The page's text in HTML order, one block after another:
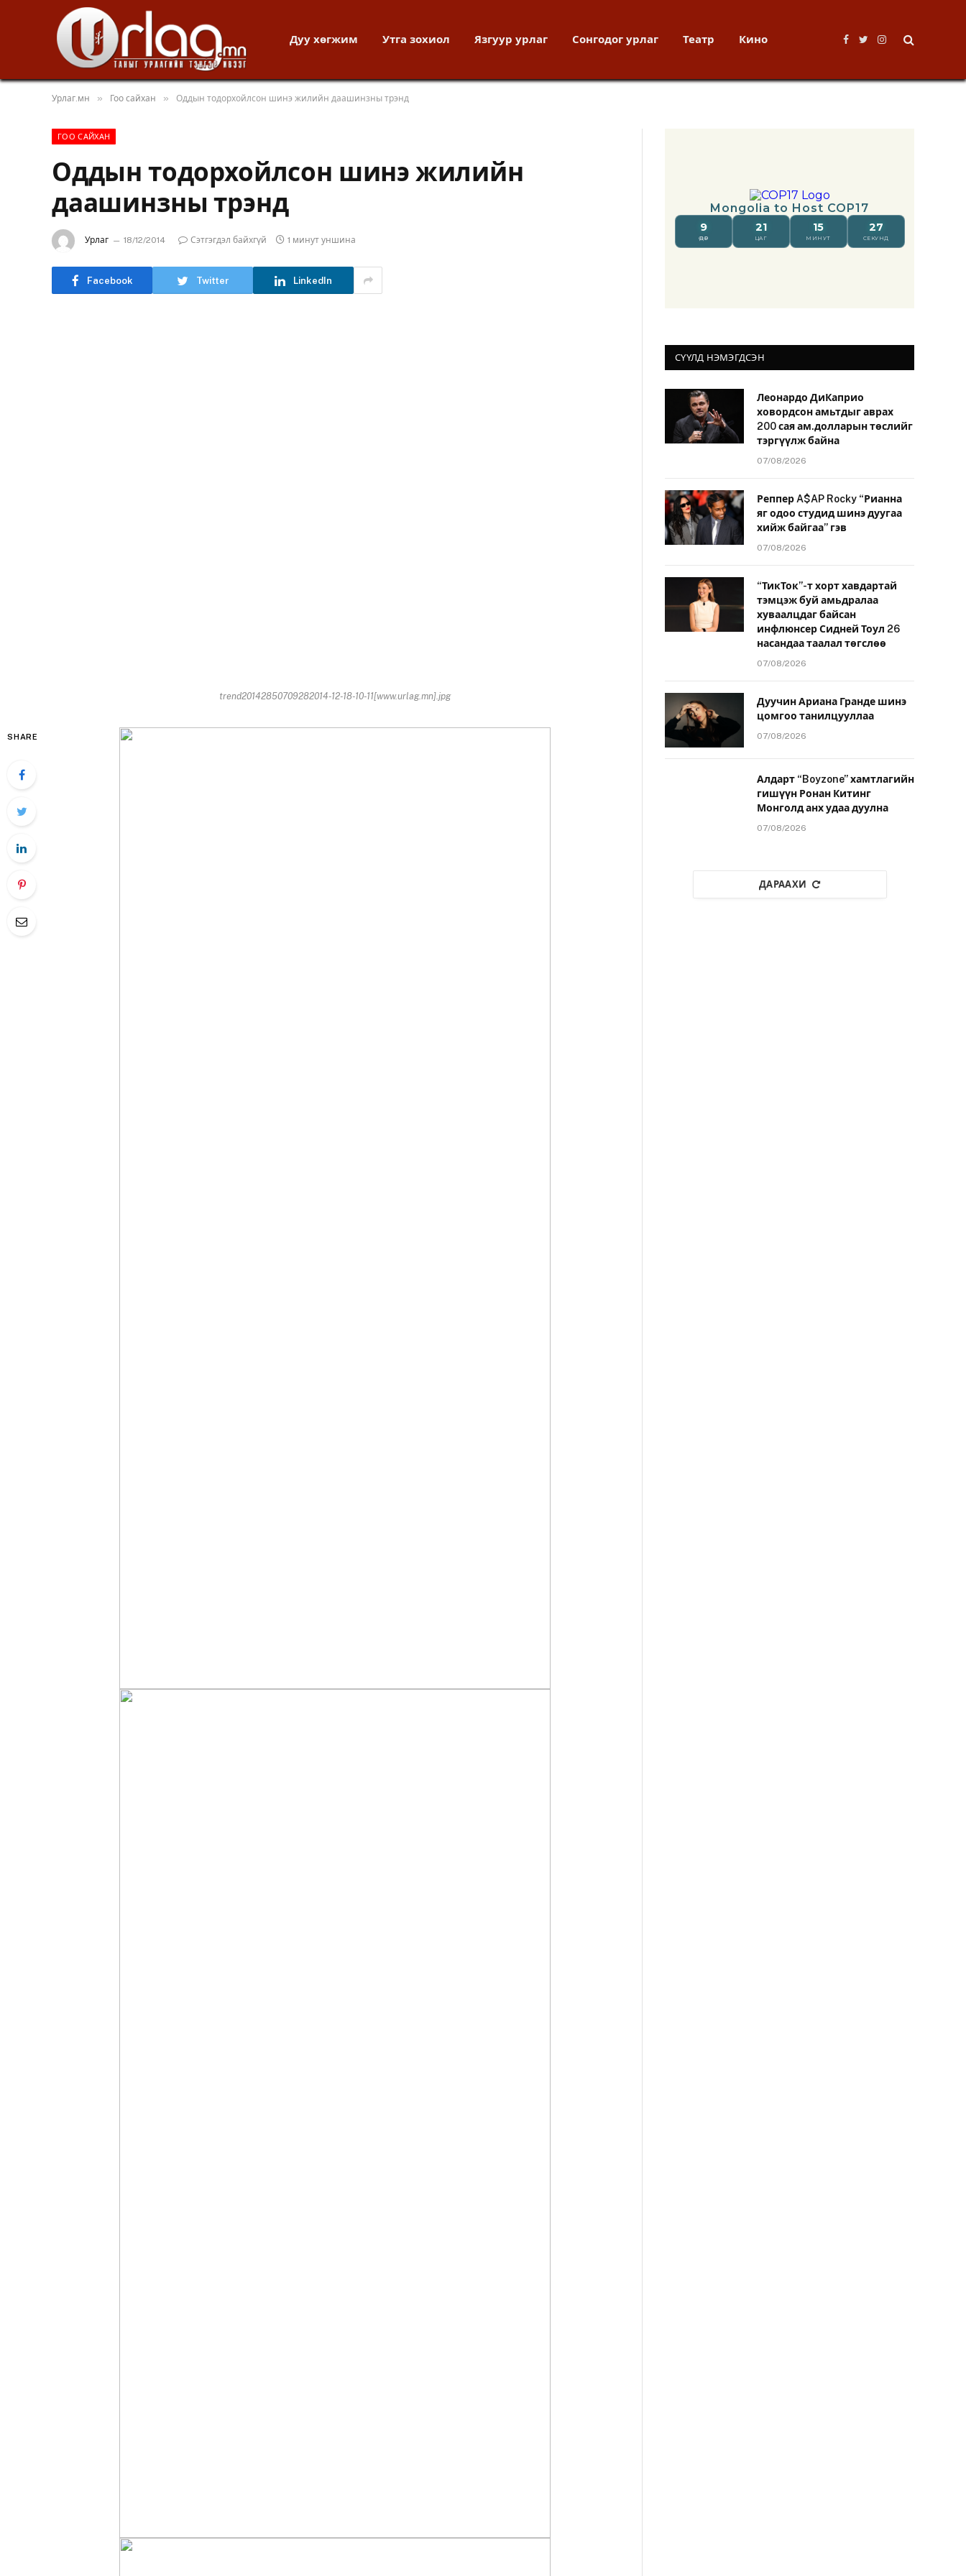
Дуу хөгжим Утга зохиол Язгуур урлаг Сонгодог урлаг Театр Кино
Facebook
TwitterInstagram
Урлаг.мн » Гоо сайхан » Оддын тодорхойлсон шинэ жилийн даашинзны трэнд
ГОО САЙХАН
Оддын тодорхойлсон шинэ жилийн
даашинзны трэнд
Урлаг 18/12/2014 Сэтгэгдэл байхгүй 1 минут уншина
Facebook Twitter LinkedIn
trend20142850709282014-12-18-10-11[www.urlag.mn].jpg
SHARE
СҮҮЛД НЭМЭГДСЭН
Леонардо ДиКаприо
ховордсон амьтдыг аврах
200 сая ам.долларын төслийг
тэргүүлж байна
07/08/2026
Реппер A$AP Rocky “Рианна
яг одоо студид шинэ дуугаа
хийж байгаа” гэв
07/08/2026
“ТикТок”-т хорт хавдартай
тэмцэж буй амьдралаа
хуваалцдаг байсан
инфлюнсер Сидней Тоул 26
насандаа таалал төгслөө
07/08/2026
Дуучин Ариана Гранде шинэ
цомгоо танилцууллаа
07/08/2026
Алдарт “Boyzone” хамтлагийн
гишүүн Ронан Китинг
Монголд анх удаа дуулна
07/08/2026
ДАРААХИ